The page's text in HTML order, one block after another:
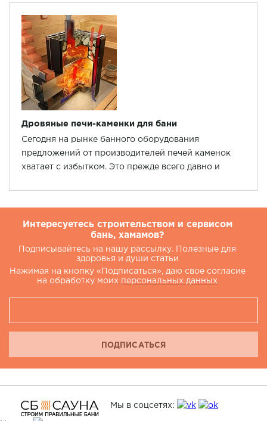
Дровяные печи-каменки для бани
Сегодня на рынке банного оборудования
предложений от производителей печей каменок
хватает с избытком. Это прежде всего давно и
Интересуетесь строительством и сервисом
бань, хамамов?
Подписывайтесь на нашу рассылку. Полезные для
здоровья и души статьи
Нажимая на кнопку «Подписаться», даю свое согласие
на обработку моих персональных данных
ПОДПИСАТЬСЯ
Мы в соцсетях: